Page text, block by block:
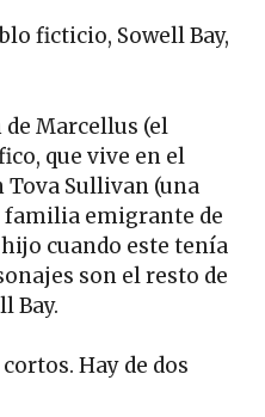
ficticio, Sowell Bay,
Marcellus (el
que vive en el
Tova Sullivan (una
familia emigrante de
cuando este tenía
son el resto de
Bay.
Hay de dos